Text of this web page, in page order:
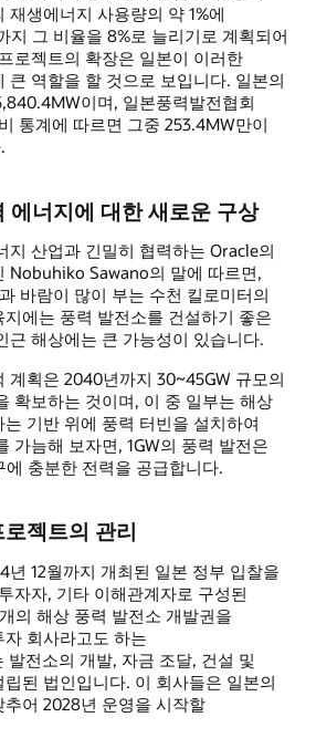
재생에너지 사용량의 약 1%에
지 그 비율을 8%로 늘리기로 계획되어
로젝트의 확장은 일본이 이러한
큰 역할을 할 것으로 보입니다. 일본의
이며, 일본풍력발전협회
통계에 따르면 그중 253.4MW만이
에너지에 대한 새로운 구상
지 산업과 긴밀히 협력하는 Oracle의
Nobuhiko Sawano의 말에 따르면,
바람이 많이 부는 수천 킬로미터의
에는 풍력 발전소를 건설하기 좋은
근 해상에는 큰 가능성이 있습니다.
계획은 2040년까지 30~45GW 규모의
확보하는 것이며, 이 중 일부는 해상
기반 위에 풍력 터빈을 설치하여
가늠해 보자면, 1GW의 풍력 발전은
에 충분한 전력을 공급합니다.
젝트의 관리
년 12월까지 개최된 일본 정부 입찰을
자자, 기타 이해관계자로 구성된
의 해상 풍력 발전소 개발권을
회사라고도 하는
발전소의 개발, 자금 조달, 건설 및
된 법인입니다. 이 회사들은 일본의
어 2028년 운영을 시작할